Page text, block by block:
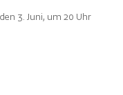
3. Juni, um 20 Uhr